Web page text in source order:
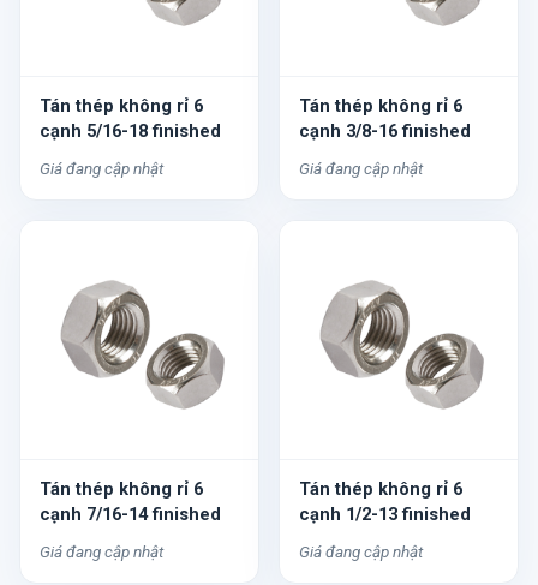
Tán thép không rỉ 6
cạnh 5/16-18 finished
Giá đang cập nhật
Tán thép không rỉ 6
cạnh 3/8-16 finished
Giá đang cập nhật
Tán thép không rỉ 6
cạnh 7/16-14 finished
Giá đang cập nhật
Tán thép không rỉ 6
cạnh 1/2-13 finished
Giá đang cập nhật